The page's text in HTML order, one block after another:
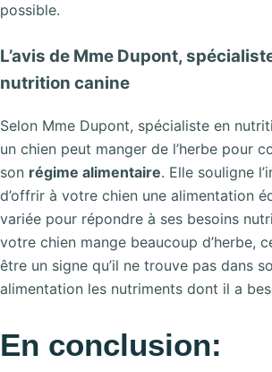
possible.
L’avis de Mme Dupont,
nutrition canine
Selon Mme Dupont, spécialiste en
un chien peut manger de l’herbe pour
son régime alimentaire. Elle souligne
d’offrir à votre chien une alimentation
variée pour répondre à ses besoins
votre chien mange beaucoup d’herbe,
être un signe qu’il ne trouve pas dans
alimentation les nutriments dont il a
En conclusion: